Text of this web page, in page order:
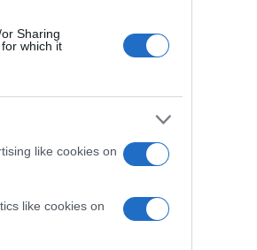
Sharing
which it
like cookies on
like cookies on
να μεριμνήσει για την ανάδειξη
μακραίωνη ιστορία της. Με
να κάνουμε γνωστά σε όλο τον
της Θεσσαλονίκης.